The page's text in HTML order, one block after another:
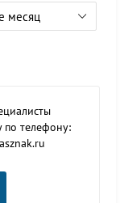
месяц
по телефону: